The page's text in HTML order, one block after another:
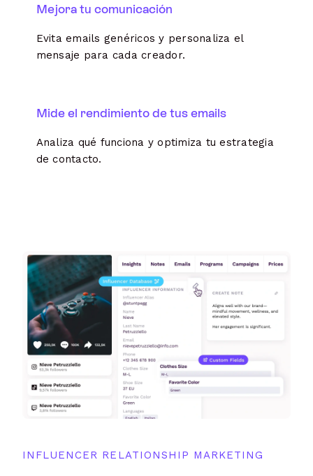
Mejora tu comunicación
Evita emails genéricos y personaliza el
mensaje para cada creador.
Mide el rendimiento de tus emails
Analiza qué funciona y optimiza tu estrategia
de contacto.
INFLUENCER RELATIONSHIP MARKETING